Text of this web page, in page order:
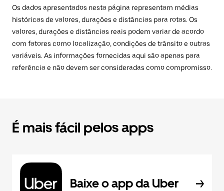
Os dados apresentados nesta página representam médias
históricas de valores, durações e distâncias para rotas. Os
valores, durações e distâncias reais podem variar de acordo
com fatores como localização, condições de trânsito e outras
variáveis. As informações fornecidas aqui são apenas para
referência e não devem ser consideradas como compromisso.
É mais fácil pelos apps
Baixe o app da Uber